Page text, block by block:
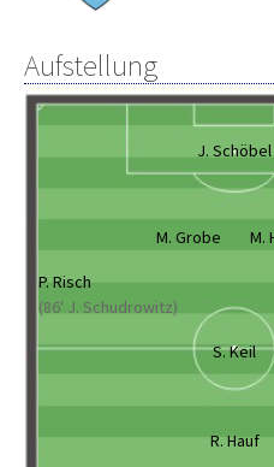
Aufstellung
J. Schöbel
M. Grobe M.
P. Risch
(86' J. Schudrowitz)
S. Keil
R. Hauf